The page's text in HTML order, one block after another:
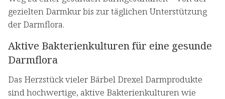
gezielten Darmkur bis zur täglichen Unterstützung
der Darmflora.
Aktive Bakterienkulturen für eine gesunde
Darmflora
Das Herzstück vieler Bärbel Drexel Darmprodukte
sind hochwertige, aktive Bakterienkulturen wie